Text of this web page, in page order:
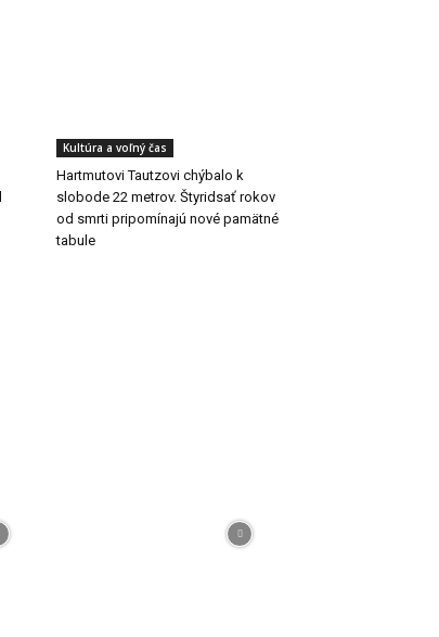
Kultúra a voľný čas
Hartmutovi Tautzovi chýbalo k
slobode 22 metrov. Štyridsať rokov
od smrti pripomínajú nové pamätné
tabule